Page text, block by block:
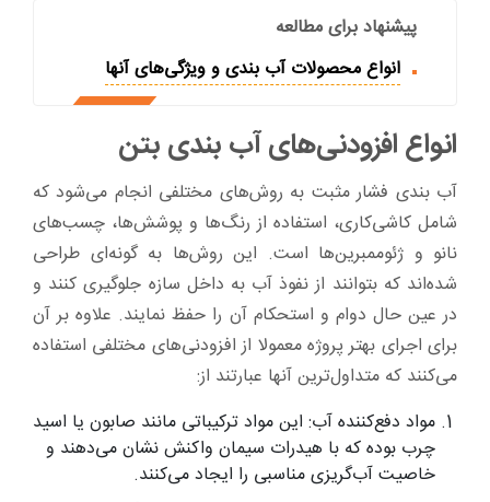
پیشنهاد برای مطالعه
انواع محصولات آب بندی و ویژگی‌های آنها
انواع افزودنی‌های آب ‌بندی بتن
آب ‌بندی فشار مثبت به روش‌های مختلفی انجام می‌شود که
شامل کاشی‌کاری، استفاده از رنگ‌ها و پوشش‌ها، چسب‌های
نانو و ژئوممبرین‌ها است. این روش‌ها به گونه‌ای طراحی
شده‌اند که بتوانند از نفوذ آب به داخل سازه جلوگیری کنند و
در عین حال دوام و استحکام آن را حفظ نمایند. علاوه بر آن
برای اجرای بهتر پروژه معمولا از افزودنی‌های مختلفی استفاده
می‌کنند که متداول‌ترین آنها عبارتند از:
مواد دفع‌کننده آب: این مواد ترکیباتی مانند صابون یا اسید
چرب بوده که با هیدرات سیمان واکنش نشان می‌دهند و
خاصیت آب‌گریزی مناسبی را ایجاد می‌کنند.